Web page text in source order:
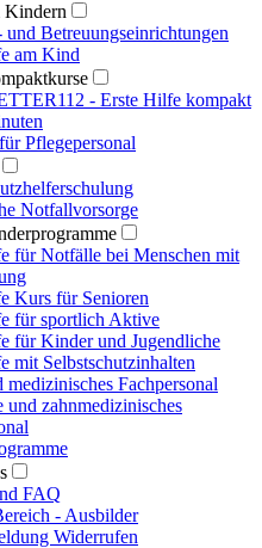
Kindern
Betreuungseinrichtungen
am Kind
- Erste Hilfe kompakt
Pflegepersonal
Notfallvorsorge
für Notfälle bei Menschen mit
Kurs für Senioren
für sportlich Aktive
für Kinder und Jugendliche
mit Selbstschutzinhalten
medizinisches Fachpersonal
und zahnmedizinisches
FAQ
- Ausbilder
Widerrufen